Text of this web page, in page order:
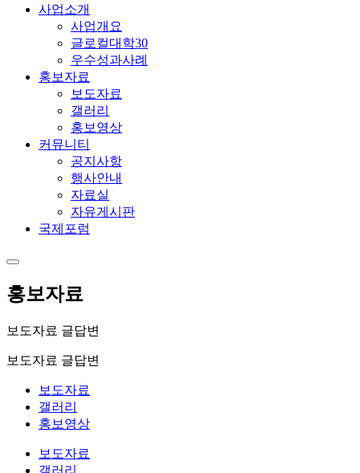
사업소개
사업개요
글로컬대학30
우수성과사례
홍보자료
보도자료
갤러리
홍보영상
커뮤니티
공지사항
행사안내
자료실
자유게시판
국제포럼
홍보자료
보도자료 글답변
보도자료 글답변
보도자료
갤러리
홍보영상
보도자료
갤러리